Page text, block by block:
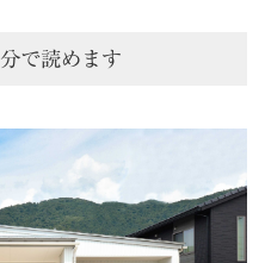
分で読めます